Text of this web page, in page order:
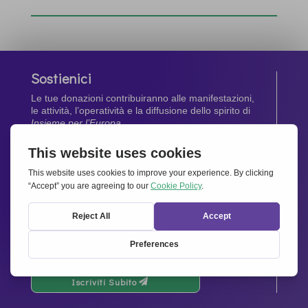
Sostienici
Le tue donazioni contribuiranno alle manifestazioni,
le attività, l’operatività e la diffusione dello spirito di
Insieme per l’Europa.
Dona Ora
Newsletter
Rimani aggiornato di tutte le ultime notizie dalla
Iscriviti Subito